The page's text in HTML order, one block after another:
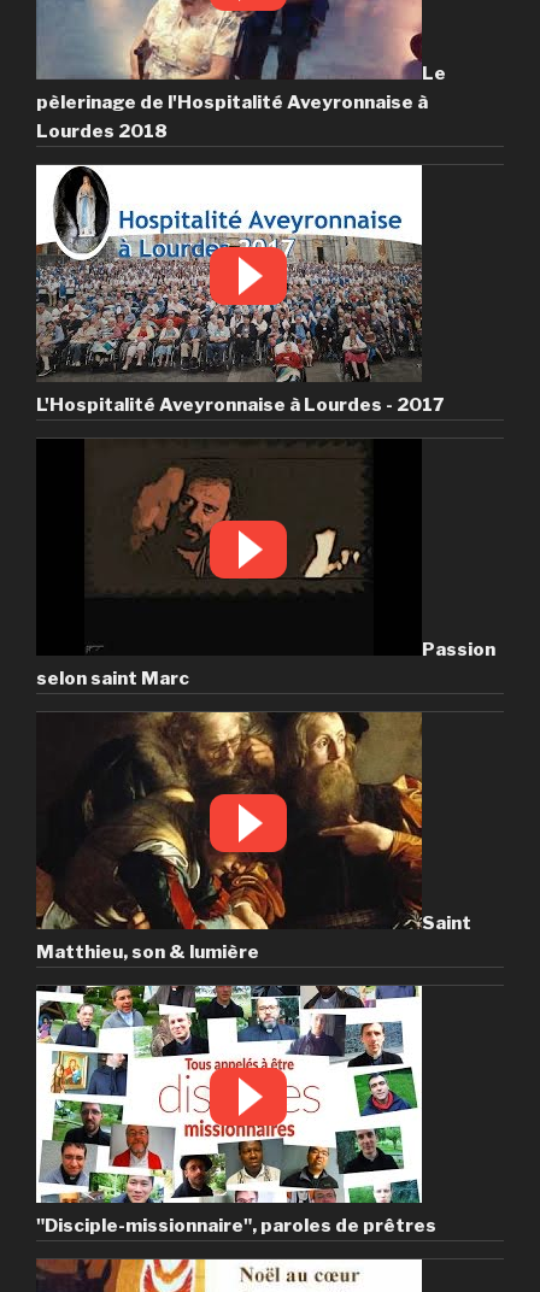
Le
pèlerinage de l'Hospitalité Aveyronnaise à
Lourdes 2018
L'Hospitalité Aveyronnaise à Lourdes - 2017
Passion
selon saint Marc
Saint
Matthieu, son & lumière
"Disciple-missionnaire", paroles de prêtres